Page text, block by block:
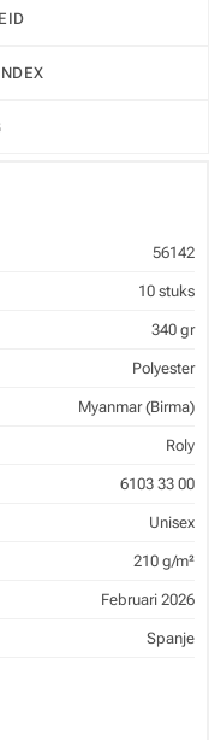
56142
10 stuks
340 gr
Polyester
Myanmar (Birma)
Roly
6103 33 00
Unisex
210 g/m²
Februari 2026
Spanje